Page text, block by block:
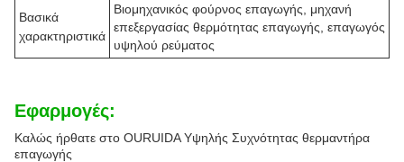
Βασικά
χαρακτηριστικά
Βιομηχανικός φούρνος επαγωγής, μηχανή
επεξεργασίας θερμότητας επαγωγής, επαγωγός
υψηλού ρεύματος
Εφαρμογές:
Καλώς ήρθατε στο OURUIDA Υψηλής Συχνότητας θερμαντήρα
επαγωγής